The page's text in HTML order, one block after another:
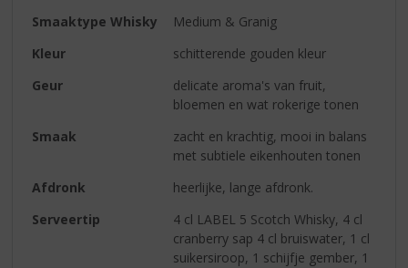
Smaaktype Whisky
Medium & Granig
Kleur
schitterende gouden kleur
Geur
delicate aroma's van fruit,
bloemen en wat rokerige tonen
Smaak
zacht en krachtig, mooi in balans
met subtiele eikenhouten tonen
Afdronk
heerlijke, lange afdronk.
Serveertip
4 cl LABEL 5 Scotch Whisky, 4 cl
cranberry sap 4 cl bruiswater, 1 cl
suikersiroop, 1 schijfje gember, 1